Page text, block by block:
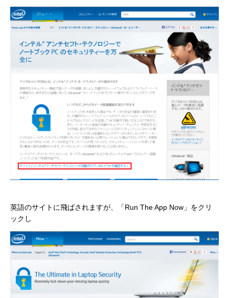
英語のサイトに飛ばされますが、「Run The App Now」をクリ
ックし